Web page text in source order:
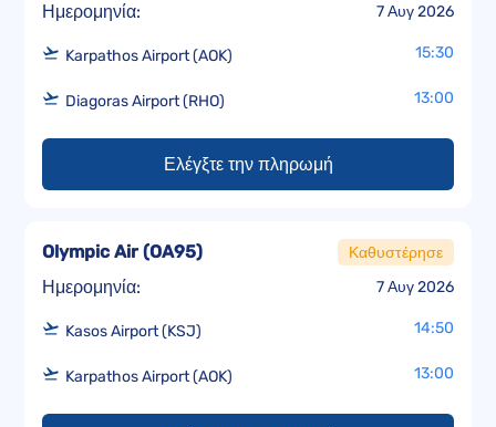
Ημερομηνία: 7 Αυγ 2026
Karpathos Airport (AOK) 15:30
Diagoras Airport (RHO) 13:00
Ελέγξτε την πληρωμή
Ημερομηνία: 7 Αυγ 2026
Olympic Air(OA95) Καθυστέρησε
Kasos Airport (KSJ) 14:50
Karpathos Airport (AOK) 13:00